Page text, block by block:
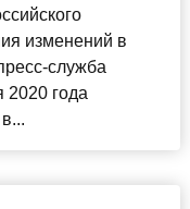
изменений в
служба
2020 года